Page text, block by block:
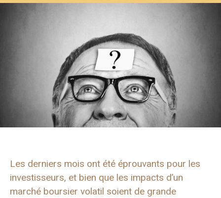
Les derniers mois ont été éprouvants pour les
investisseurs, et bien que les impacts d’un
marché boursier volatil soient de grande